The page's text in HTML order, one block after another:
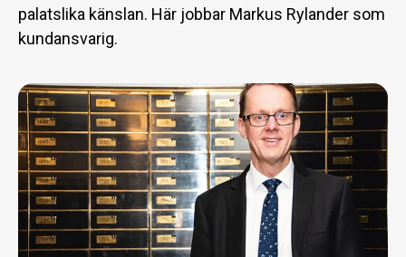
palatslika känslan. Här jobbar Markus Rylander som
kundansvarig.